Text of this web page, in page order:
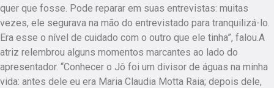
quer que fosse. Pode reparar em suas entrevistas: muitas
vezes, ele segurava na mão do entrevistado para tranquilizá-lo.
Era esse o nível de cuidado com o outro que ele tinha”, falou.A
atriz relembrou alguns momentos marcantes ao lado do
apresentador. “Conhecer o Jô foi um divisor de águas na minha
vida: antes dele eu era Maria Claudia Motta Raia; depois dele,